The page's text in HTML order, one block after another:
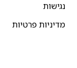
נגישות
מדיניות פרטיות